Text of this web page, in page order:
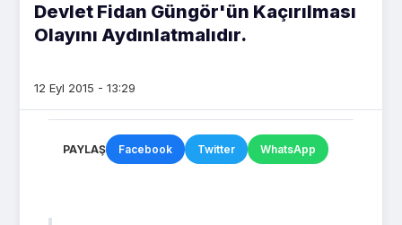
Devlet Fidan Güngör'ün Kaçırılması
Olayını Aydınlatmalıdır.
12 Eyl 2015 - 13:29
PAYLAŞ Facebook Twitter WhatsApp